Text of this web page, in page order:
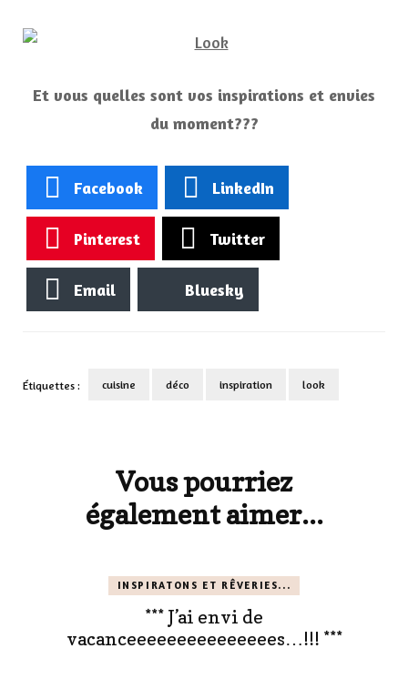
Et vous quelles sont vos inspirations et envies
du moment???
Facebook LinkedIn
Pinterest Twitter
Email Bluesky
Étiquettes : cuisine déco inspiration look
Vous pourriez
également aimer...
INSPIRATONS ET RÊVERIES...
*** J’ai envi de
vacanceeeeeeeeeeeeeees…!!! ***